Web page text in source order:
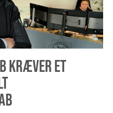
KRÆVER ET